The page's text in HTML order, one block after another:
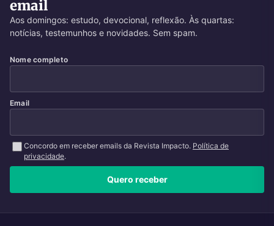
email
Aos domingos: estudo, devocional, reflexão. Às quartas:
notícias, testemunhos e novidades. Sem spam.
Nome completo
Email
Concordo em receber emails da Revista Impacto. Política de
privacidade.
Quero receber